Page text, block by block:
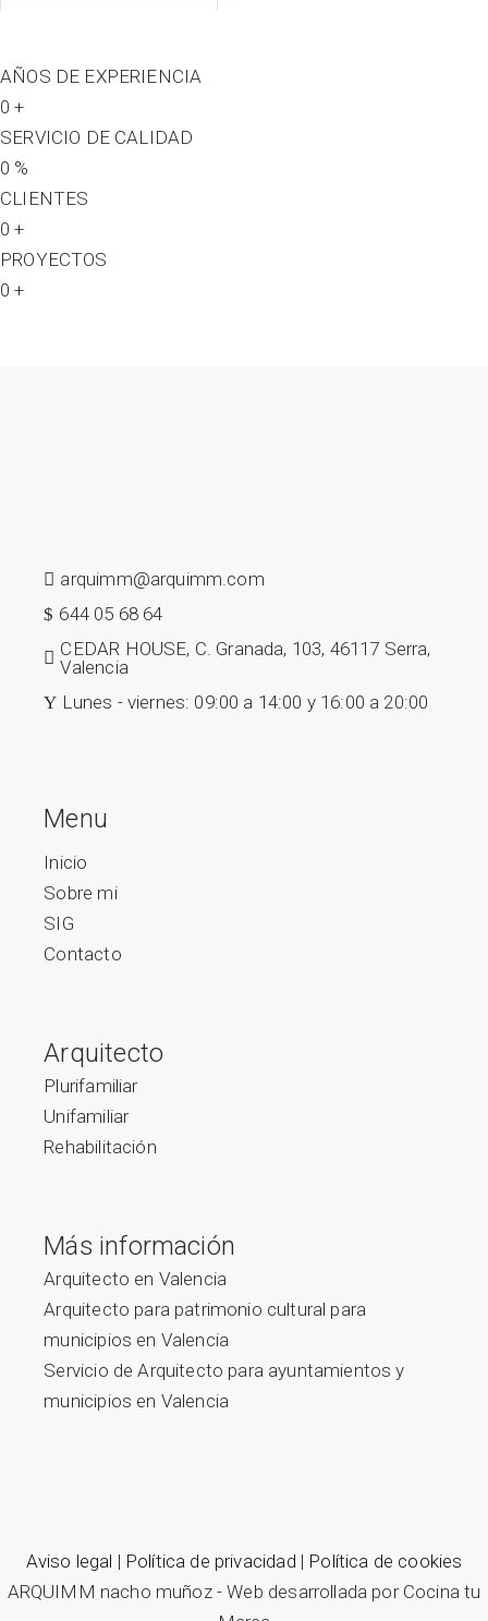
AÑOS DE EXPERIENCIA
0 +
SERVICIO DE CALIDAD
0 %
CLIENTES
0 +
PROYECTOS
0 +
arquimm@arquimm.com
644 05 68 64
CEDAR HOUSE, C. Granada, 103, 46117 Serra,
Valencia
Lunes - viernes: 09:00 a 14:00 y 16:00 a 20:00
Menu
Inicio
Sobre mi
SIG
Contacto
Arquitecto
Plurifamiliar
Unifamiliar
Rehabilitación
Más información
Arquitecto en Valencia
Arquitecto para patrimonio cultural para
municipios en Valencia
Servicio de Arquitecto para ayuntamientos y
municipios en Valencia
Aviso legal | Política de privacidad | Política de cookies
ARQUIMM nacho muñoz - Web desarrollada por Cocina tu